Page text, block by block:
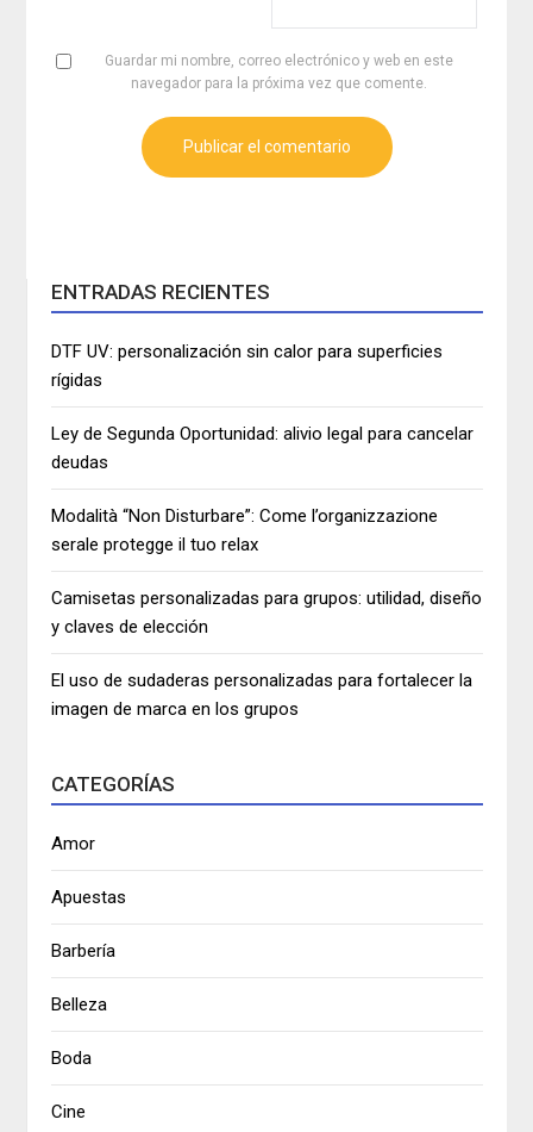
Guardar mi nombre, correo electrónico y web en este
navegador para la próxima vez que comente.
ENTRADAS RECIENTES
DTF UV: personalización sin calor para superficies
rígidas
Ley de Segunda Oportunidad: alivio legal para cancelar
deudas
Modalità “Non Disturbare”: Come l’organizzazione
serale protegge il tuo relax
Camisetas personalizadas para grupos: utilidad, diseño
y claves de elección
El uso de sudaderas personalizadas para fortalecer la
imagen de marca en los grupos
CATEGORÍAS
Amor
Apuestas
Barbería
Belleza
Boda
Cine